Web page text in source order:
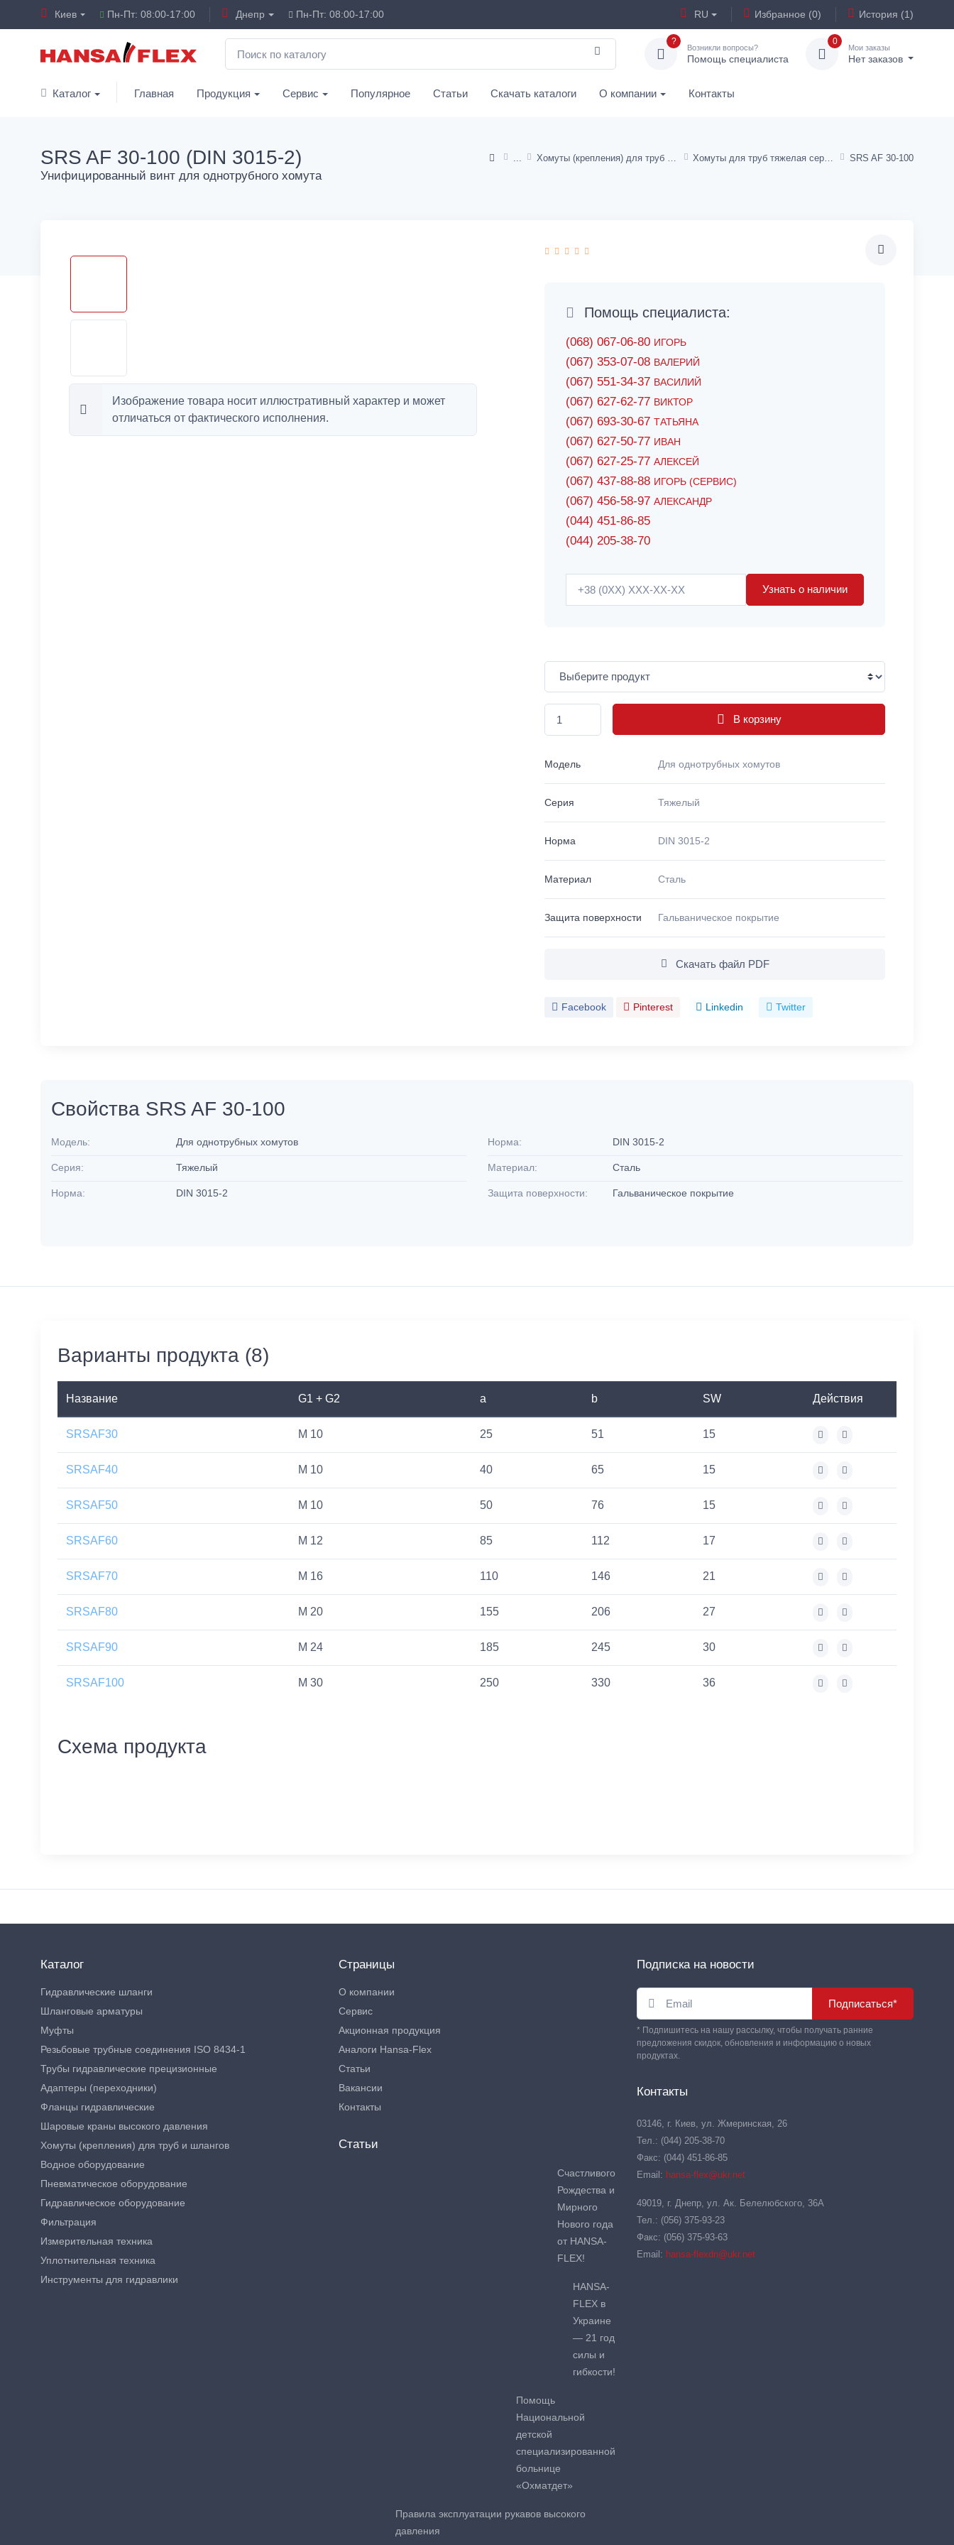
Киев Пн-Пт: 08:00-17:00 Днепр Пн-Пт: 08:00-17:00 RU Избранное (0) История (1)
?
Возникли вопросы?
Помощь специалиста
0
Мои заказы
Нет заказов
Каталог Главная Продукция Сервис Популярное Статьи Скачать каталоги О компании Контакты
Хомуты (крепления) для труб и шлангов Хомуты для труб тяжелая серия SRS AF 30-100
SRS AF 30-100 (DIN 3015-2)
Унифицированный винт для однотрубного хомута
Изображение товара носит иллюстративный характер и может
отличаться от фактического исполнения.
Помощь специалиста:
(068) 067-06-80 ИГОРЬ
(067) 353-07-08 ВАЛЕРИЙ
(067) 551-34-37 ВАСИЛИЙ
(067) 627-62-77 ВИКТОР
(067) 693-30-67 ТАТЬЯНА
(067) 627-50-77 ИВАН
(067) 627-25-77 АЛЕКСЕЙ
(067) 437-88-88 ИГОРЬ (СЕРВИС)
(067) 456-58-97 АЛЕКСАНДР
(044) 451-86-85
(044) 205-38-70
Узнать о наличии
В корзину
Модель Для однотрубных хомутов
Серия Тяжелый
Норма DIN 3015-2
Материал Сталь
Защита поверхности Гальваническое покрытие
Скачать файл PDF
Facebook Pinterest Linkedin Twitter
Свойства SRS AF 30-100
Модель: Для однотрубных хомутов
Серия: Тяжелый
Норма: DIN 3015-2
Норма: DIN 3015-2
Материал: Сталь
Защита поверхности: Гальваническое покрытие
Варианты продукта (8)
Название G1 + G2 a b SW Действия
SRSAF30 M 10 25 51 15
SRSAF40 M 10 40 65 15
SRSAF50 M 10 50 76 15
SRSAF60 M 12 85 112 17
SRSAF70 M 16 110 146 21
SRSAF80 M 20 155 206 27
SRSAF90 M 24 185 245 30
SRSAF100 M 30 250 330 36
Схема продукта
Каталог
Гидравлические шланги
Шланговые арматуры
Муфты
Резьбовые трубные соединения ISO 8434-1
Трубы гидравлические прецизионные
Адаптеры (переходники)
Фланцы гидравлические
Шаровые краны высокого давления
Хомуты (крепления) для труб и шлангов
Водное оборудование
Пневматическое оборудование
Гидравлическое оборудование
Фильтрация
Измерительная техника
Уплотнительная техника
Инструменты для гидравлики
Страницы
О компании
Сервис
Акционная продукция
Аналоги Hansa-Flex
Статьи
Вакансии
Контакты
Статьи
Счастливого
Рождества и
Мирного
Нового года
от HANSA-
FLEX!
HANSA-
FLEX в
Украине
— 21 год
силы и
гибкости!
Помощь
Национальной
детской
специализированной
больнице
«Охматдет»
Правила эксплуатации рукавов высокого
давления
Подписка на новости
Подписаться*
* Подпишитесь на нашу рассылку, чтобы получать ранние
предложения скидок, обновления и информацию о новых
продуктах.
Контакты
03146, г. Киев, ул. Жмеринская, 26
Тел.: (044) 205-38-70
Факс: (044) 451-86-85
Email: hansa-flex@ukr.net
49019, г. Днепр, ул. Ак. Белелюбского, 36А
Тел.: (056) 375-93-23
Факс: (056) 375-93-63
Email: hansa-flexdn@ukr.net